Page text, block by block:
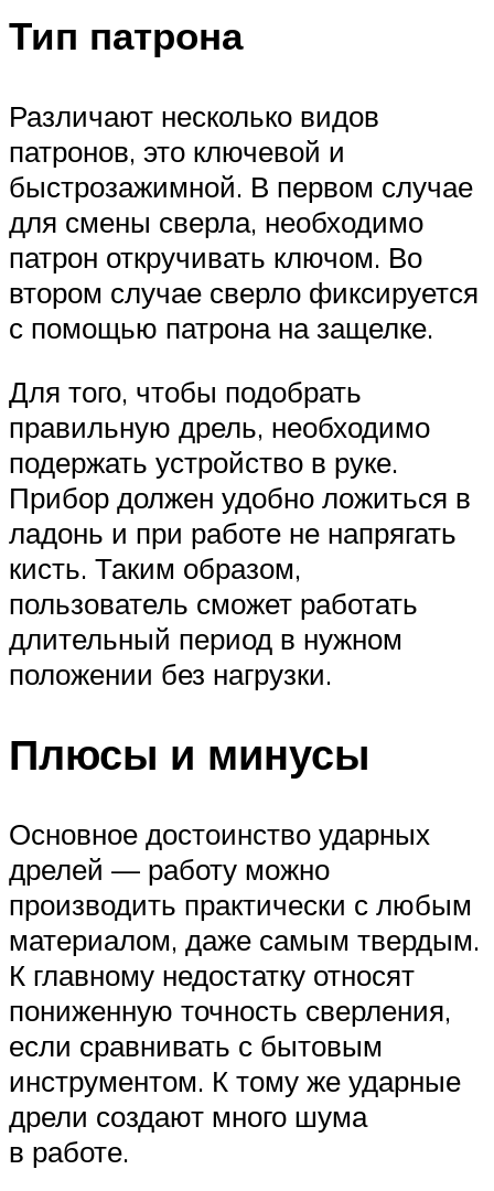
Тип патрона
Различают несколько видов
патронов, это ключевой и
быстрозажимной. В первом случае
для смены сверла, необходимо
патрон откручивать ключом. Во
втором случае сверло фиксируется
с помощью патрона на защелке.
Для того, чтобы подобрать
правильную дрель, необходимо
подержать устройство в руке.
Прибор должен удобно ложиться в
ладонь и при работе не напрягать
кисть. Таким образом,
пользователь сможет работать
длительный период в нужном
положении без нагрузки.
Плюсы и минусы
Основное достоинство ударных
дрелей — работу можно
производить практически с любым
материалом, даже самым твердым.
К главному недостатку относят
пониженную точность сверления,
если сравнивать с бытовым
инструментом. К тому же ударные
дрели создают много шума
в работе.